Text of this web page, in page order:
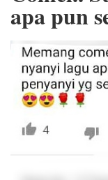
apa pun